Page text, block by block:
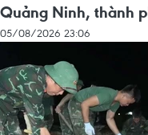
Quảng Ninh, thành
05/08/2026 23:06